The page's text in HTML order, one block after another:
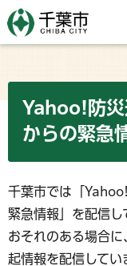
Yahoo!防災
からの緊急
千葉市では「
緊急情報」を配信し
おそれのある場合
起情報を配信してい